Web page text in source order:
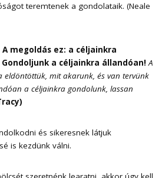
teremtenek a gondolataik. (Neale
megoldás ez: a céljainkra
Gondoljunk a céljainkra állandóan!A
eldöntöttük, mit akarunk, és van tervünk
a céljainkra gondolunk, lassan
és sikeresnek látjuk
is kezdünk válni.